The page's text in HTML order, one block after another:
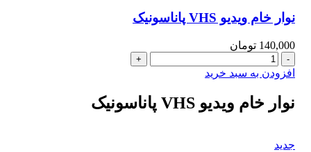
(سیمی
عدد
نوار خام ویدیو VHS پاناسونیک
140,000 تومان
نوار
خام
VHS
پاناسونیک
افزودن به سبد خرید
نوار خام ویدیو VHS پاناسونیک
جدید